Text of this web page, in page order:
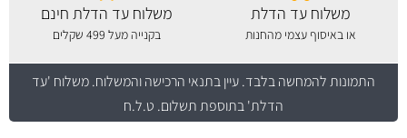
משלוח עד הדלת
או באיסוף עצמי מהחנות
משלוח עד הדלת חינם
בקנייה מעל 499 שקלים
התמונות להמחשה בלבד.עיין בתנאי הרכישה והמשלוח. משלוח 'עד
הדלת' בתוספת תשלום. ט.ל.ח